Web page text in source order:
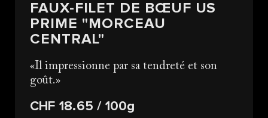
FAUX-FILET DE BŒUF US
PRIME "MORCEAU
CENTRAL"
Il impressionne par sa tendreté et son
goût.
CHF 18.65/ 100g